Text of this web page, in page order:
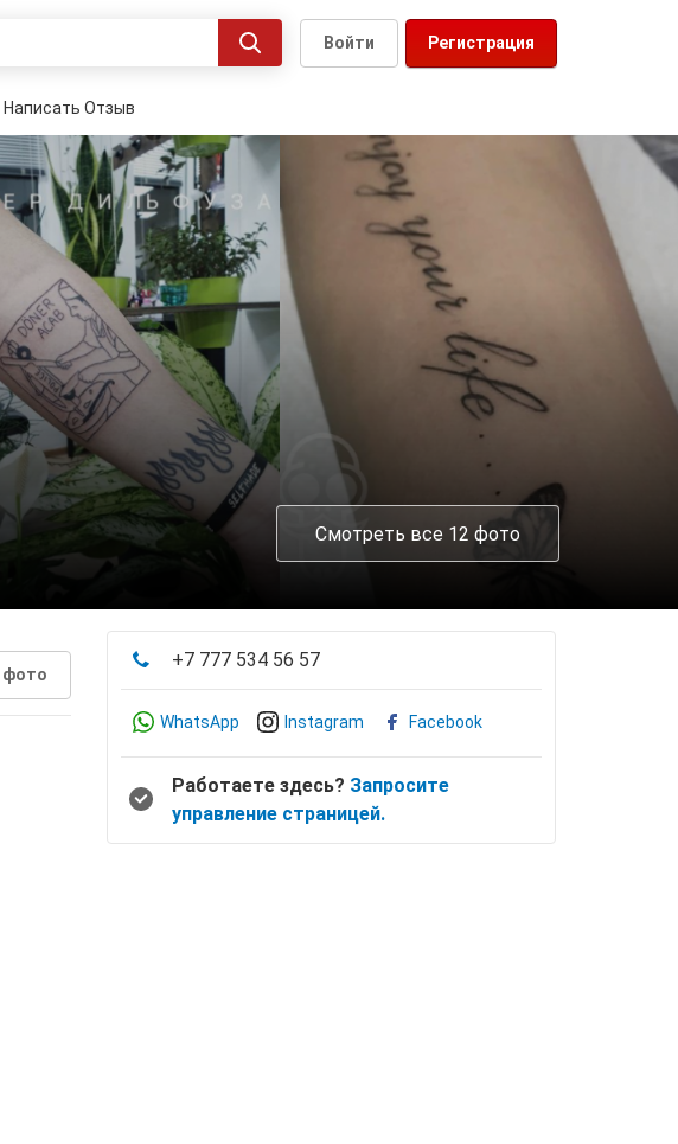
Регистрация
Войти
Написать Отзыв
Смотреть все 12 фото
фото
+7 777 534 56 57
WhatsApp Instagram Facebook
Работаете здесь? Запросите
управление страницей.